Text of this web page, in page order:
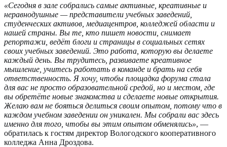
«Сегодня в зале собрались самые активные, креативные и
неравнодушные — представители учебных заведений,
студенческих активов, медиацентров, колледжей области и
нашей страны. Вы те, кто пишет новости, снимает
репортажи, ведёт блоги и страницы в социальных сетях
своих учебных заведений. Это работа, которую вы делаете
каждый день. Вы трудитесь, развиваете креативное
мышление, учитесь работать в команде и брать на себя
ответственность. Я хочу, чтобы площадка форума стала
для вас не просто образовательной средой, но и местом, где
вы обретёте новые знакомства и сделаете новые открытия.
Желаю вам не бояться делиться своим опытом, потому что в
каждом учебном заведении он уникален. Мы собрали вас здесь
именно для того, чтобы вы этим опытом обменялись», —
обратилась к гостям директор Вологодского кооперативного
колледжа Анна Дроздова.